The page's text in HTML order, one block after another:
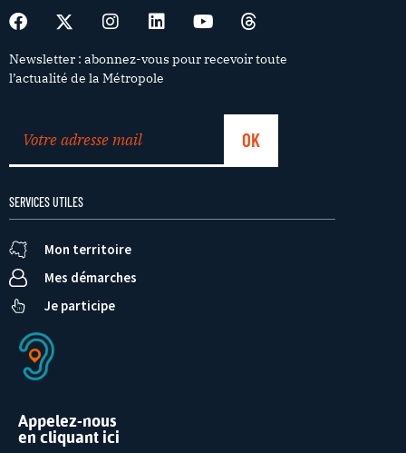
Newsletter : abonnez-vous pour recevoir toute
l’actualité de la Métropole
SERVICES UTILES
Mon territoire
Mes démarches
Je participe
Appelez-nous
en cliquant ici